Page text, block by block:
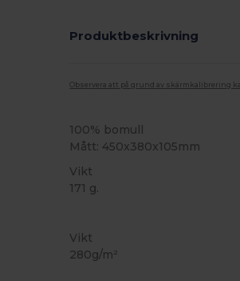
Produktbeskrivning
Observera att på grund av skärmkalibrering
100% bomull
Mått: 450x380x105mm
Vikt
171 g.
Vikt
280g/m²